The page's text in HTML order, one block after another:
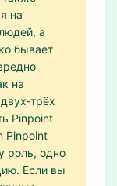
на
а
бывает
на
Pinpoint
Pinpoint
роль, одно
Если вы